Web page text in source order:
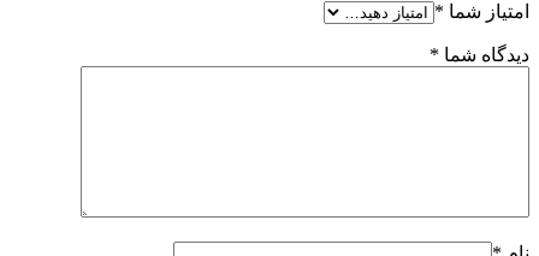
امتیاز شما *
دیدگاه شما *